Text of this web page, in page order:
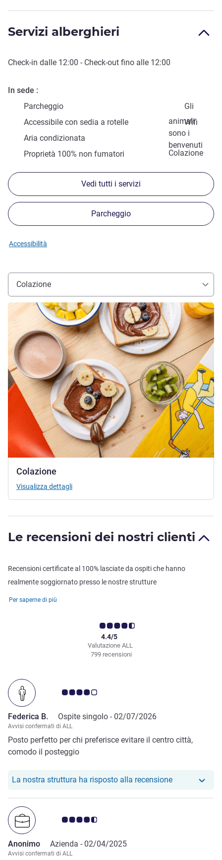
Servizi alberghieri
Check-in dalle 12:00 - Check-out fino alle 12:00
In sede
Parcheggio
Gli
animali
sono i
benvenuti
Accessibile con sedia a rotelle
Wifi
Aria condizionata
Colazione
Proprietà 100% non fumatori
Vedi tutti i servizi
Parcheggio
Accessibilità
Colazione
Colazione
Visualizza dettagli
Visualizza dettagli
Le recensioni dei nostri clienti
Recensioni certificate al 100% lasciate da ospiti che hanno
realmente soggiornato presso le nostre strutture
Per saperne di più
Valutazione ALL
4.4/5
799 recensioni
Giudizio clienti 4.0/5
Federica B. Ospite singolo - 02/07/2026
Avvisi confermati di ALL
Posto perfetto per chi preferisce evitare il centro città,
comodo il posteggio
La nostra struttura ha risposto alla recensioneIl nostro hotel
Giudizio clienti 4.5/5
Anonimo Azienda - 02/04/2025
Avvisi confermati di ALL